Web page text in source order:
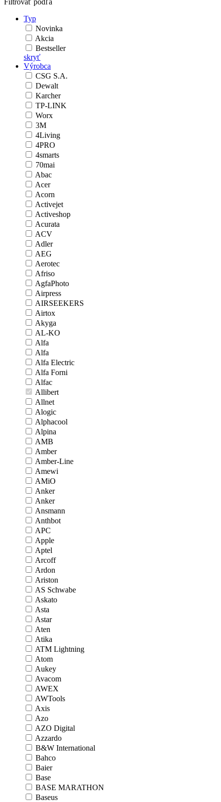
Filtrovať podľa
Typ
Novinka
Akcia
Bestseller
skryť
Výrobca
CSG S.A.
Dewalt
Karcher
TP-LINK
Worx
3M
4Living
4PRO
4smarts
70mai
Abac
Acer
Acorn
Activejet
Activeshop
Acurata
ACV
Adler
AEG
Aerotec
Afriso
AgfaPhoto
Airpress
AIRSEEKERS
Airtox
Akyga
AL-KO
Alfa
Alfa
Alfa Electric
Alfa Forni
Alfac
Allibert
Allnet
Alogic
Alphacool
Alpina
AMB
Amber
Amber-Line
Amewi
AMiO
Anker
Anker
Ansmann
Anthbot
APC
Apple
Aptel
Arcoff
Ardon
Ariston
AS Schwabe
Askato
Asta
Astar
Aten
Atika
ATM Lightning
Atom
Aukey
Avacom
AWEX
AWTools
Axis
Azo
AZO Digital
Azzardo
B&W International
Bahco
Baier
Base
BASE MARATHON
Baseus